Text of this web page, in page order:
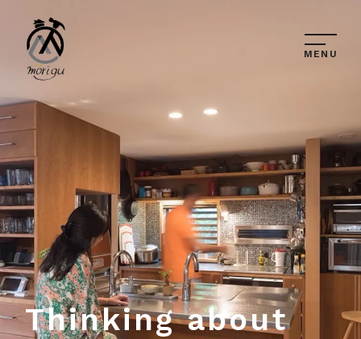
MENU
Thinking about